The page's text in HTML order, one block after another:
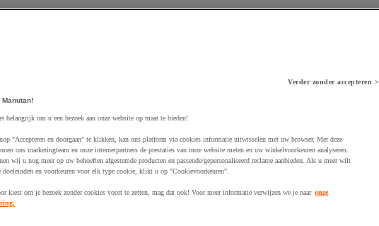
Verder zonder accepteren >
belangrijk om u een bezoek aan onze website op maat te bieden!
"Accepteren en doorgaan" te klikken, kan ons platform via cookies informatie uitwisselen met uw browser. Met deze
ons marketingteam en onze internetpartners de prestaties van onze website meten en uw winkelvoorkeuren analyseren.
wij u nog meer op uw behoeften afgestemde producten en passende/gepersonaliseerd reclame aanbieden. Als u meer wilt
doeleinden en voorkeuren voor elk type cookie, klikt u op "Cookievoorkeuren".
kiest om je bezoek zonder cookies voort te zetten, mag dat ook! Voor meer informatie verwijzen we je naar onze